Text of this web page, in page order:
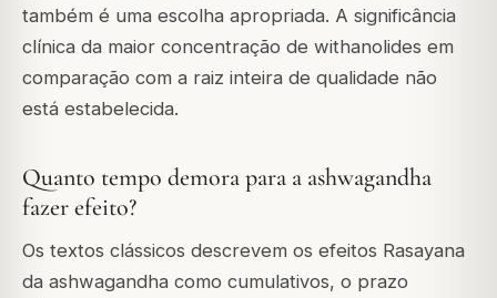
também é uma escolha apropriada. A significância
clínica da maior concentração de withanolides em
comparação com a raiz inteira de qualidade não
está estabelecida.
Quanto tempo demora para a ashwagandha
fazer efeito?
Os textos clássicos descrevem os efeitos Rasayana
da ashwagandha como cumulativos, o prazo